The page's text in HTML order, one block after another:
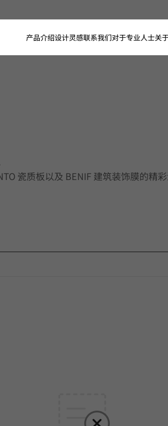
产品介绍设计灵感联系我们对于专业人士关
瓷质板以及 BENIF 建筑装饰膜的精